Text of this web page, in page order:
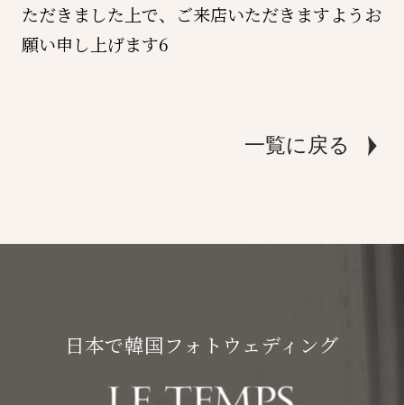
ただきました上で、ご来店いただきますようお
願い申し上げます6
一覧に戻る
日本で韓国フォトウェディング